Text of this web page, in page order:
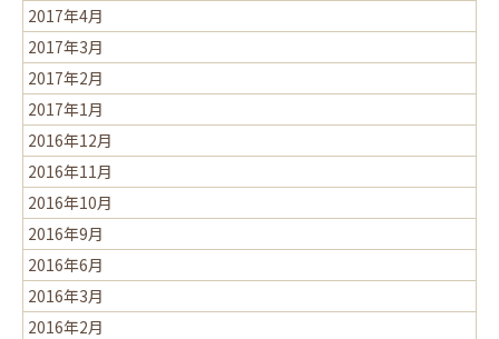
2017年4月
2017年3月
2017年2月
2017年1月
2016年12月
2016年11月
2016年10月
2016年9月
2016年6月
2016年3月
2016年2月